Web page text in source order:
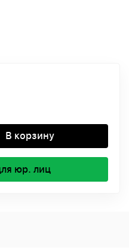
В корзину
юр. лиц